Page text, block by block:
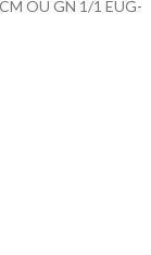
OU GN 1/1 EUG-